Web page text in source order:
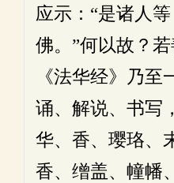
应示：“是诸人
佛。”何以故？
《法华经》乃至
诵、解说、书写
华、香、璎珞、
香、缯盖、幢幡